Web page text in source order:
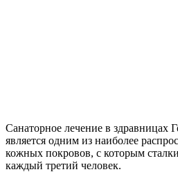
Санаторное лечение в здравницах
является одним из наиболее
кожных покровов, с которым
каждый третий человек.